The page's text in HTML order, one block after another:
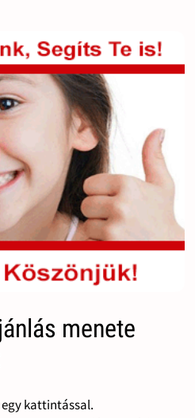
menete
kattintással.